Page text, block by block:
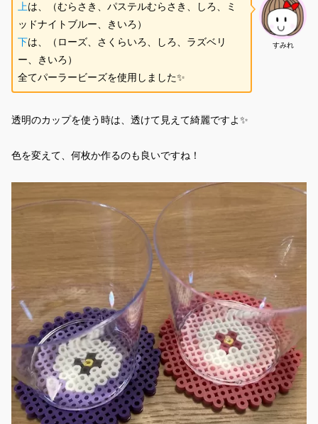
すみれ
上は、（むらさき、パステルむらさき、しろ、ミ
ッドナイトブルー、きいろ）
下は、（ローズ、さくらいろ、しろ、ラズベリ
ー、きいろ）
全てパーラービーズを使用しました✨
透明のカップを使う時は、透けて見えて綺麗ですよ✨
色を変えて、何枚か作るのも良いですね！